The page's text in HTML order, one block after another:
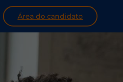
Área do candidato